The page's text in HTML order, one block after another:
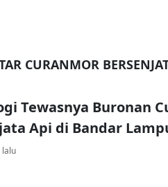
CURANMOR
Tewasnya Buronan
Api di Bandar
lalu